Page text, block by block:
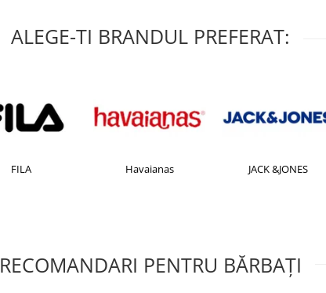
ALEGE-TI BRANDUL PREFERAT:
FILA Havaianas JACK &JONES
RECOMANDARI PENTRU BĂRBAŢI